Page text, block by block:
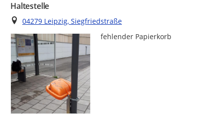
Haltestelle
Ort
04279 Leipzig, Siegfriedstraße
fehlender Papierkorb